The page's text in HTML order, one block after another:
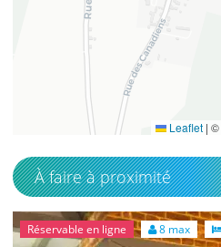
Leaflet | ©
À faire à proximité
Réservable en ligne 8 max